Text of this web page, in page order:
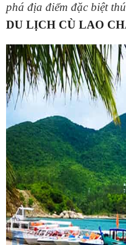
phá địa điểm đặc biệt
DU LỊCH CÙ LAO